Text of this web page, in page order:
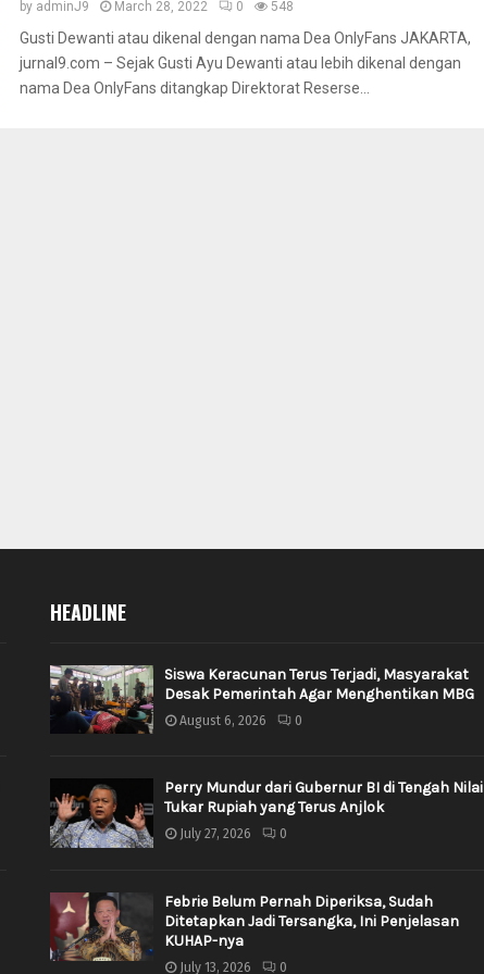
by adminJ9 March 28, 2022 0 548
Gusti Dewanti atau dikenal dengan nama Dea OnlyFans JAKARTA,
jurnal9.com – Sejak Gusti Ayu Dewanti atau lebih dikenal dengan
nama Dea OnlyFans ditangkap Direktorat Reserse...
HEADLINE
Siswa Keracunan Terus Terjadi, Masyarakat
Desak Pemerintah Agar Menghentikan MBG
August 6, 2026 0
Perry Mundur dari Gubernur BI di Tengah Nilai
Tukar Rupiah yang Terus Anjlok
July 27, 2026 0
Febrie Belum Pernah Diperiksa, Sudah
Ditetapkan Jadi Tersangka, Ini Penjelasan
KUHAP-nya
July 13, 2026 0